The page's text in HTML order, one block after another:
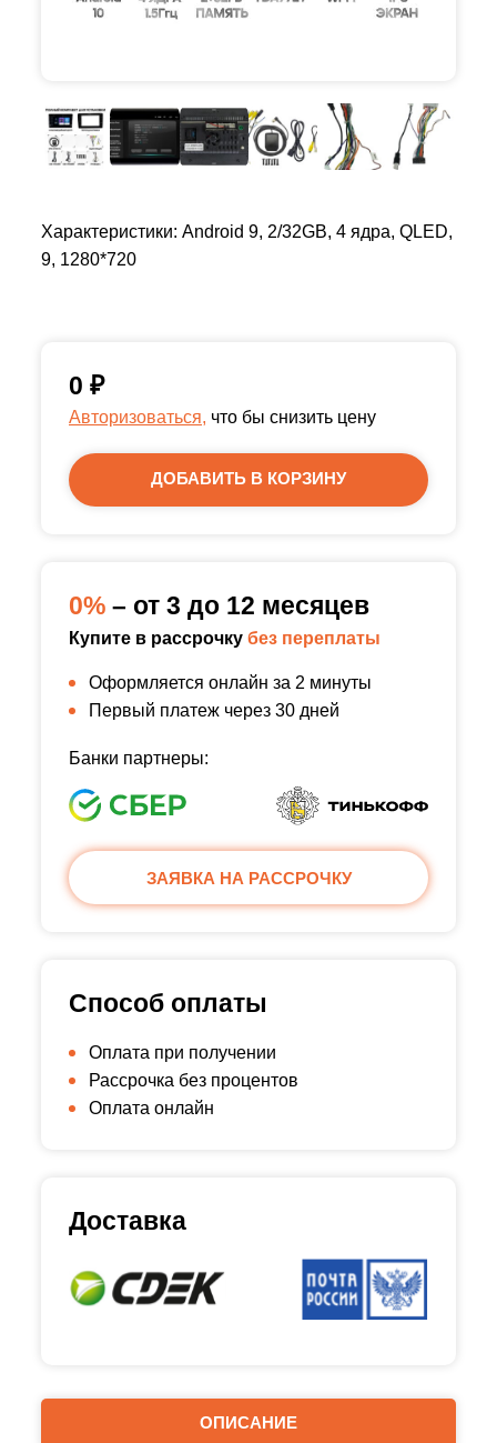
Характеристики: Android 9, 2/32GB, 4 ядра, QLED,
9, 1280*720
ОПИСАНИЕ
0 ₽
Авторизоваться, что бы снизить цену
ДОБАВИТЬ В КОРЗИНУ
0% – от 3 до 12 месяцев
Купите в рассрочку без переплаты
Оформляется онлайн за 2 минуты
Первый платеж через 30 дней
Банки партнеры:
ЗАЯВКА НА РАССРОЧКУ
Способ оплаты
Оплата при получении
Рассрочка без процентов
Оплата онлайн
Доставка